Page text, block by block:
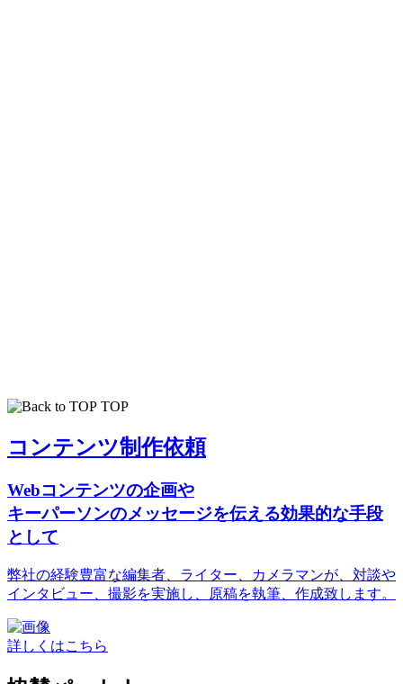
TOP
コンテンツ制作依頼
Webコンテンツの企画や
キーパーソンのメッセージを伝える効果的な手段
として
弊社の経験豊富な編集者、ライター、カメラマンが、対談や
インタビュー、撮影を実施し、原稿を執筆、作成致します。
詳しくはこちら